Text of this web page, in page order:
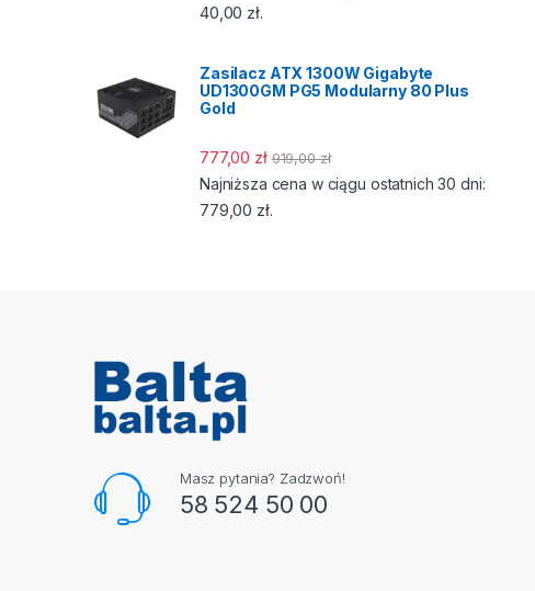
40,00 zł.
Zasilacz ATX 1300W Gigabyte
UD1300GM PG5 Modularny 80 Plus
Gold
777,00 zł 919,00zł
Najniższa cena w ciągu ostatnich 30 dni:
779,00 zł.
Masz pytania? Zadzwoń!
58 524 50 00